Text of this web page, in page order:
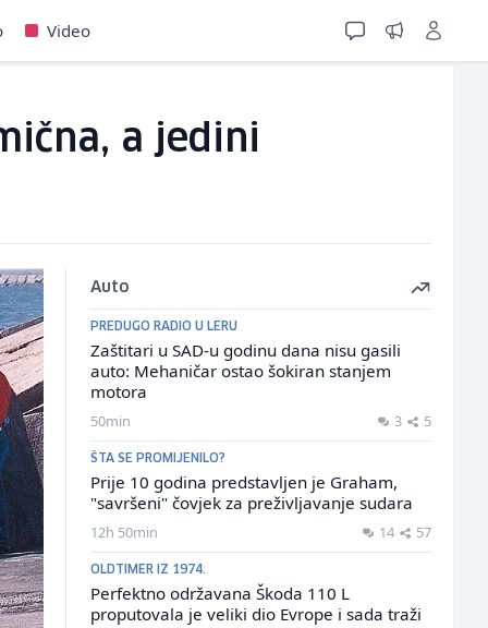
Video
a jedini
Auto
PREDUGO RADIO U LERU
Zaštitari u SAD-u godinu dana nisu gasili
auto: Mehaničar ostao šokiran stanjem
motora
50min 3 5
ŠTA SE PROMIJENILO?
Prije 10 godina predstavljen je Graham,
"savršeni" čovjek za preživljavanje sudara
12h 50min 14 57
OLDTIMER IZ 1974.
Perfektno održavana Škoda 110 L
proputovala je veliki dio Evrope i sada traži